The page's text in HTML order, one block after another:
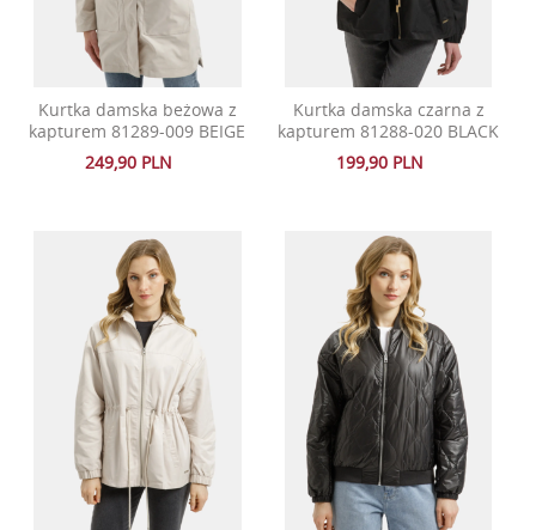
Kurtka damska beżowa z
kapturem 81289-009 BEIGE
249,90 PLN
Kurtka damska czarna z
kapturem 81288-020 BLACK
199,90 PLN